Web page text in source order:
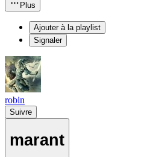
Plus
Ajouter à la playlist
Signaler
robin
Suivre
marant